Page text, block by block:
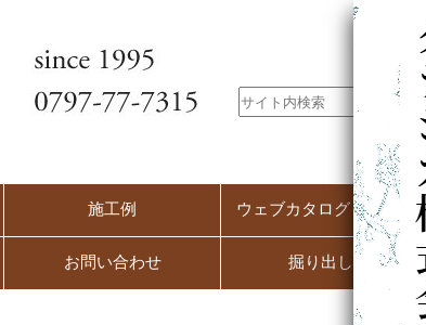
施工例 ウェブカタログ（PC用）
お問い合わせ 掘り出し市